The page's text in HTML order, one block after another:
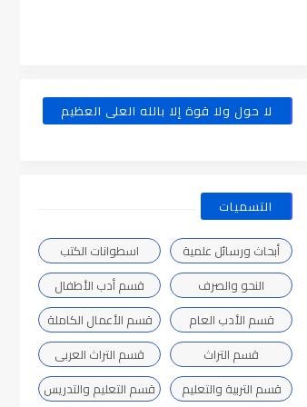
لا حول ولا قوة إلا بالله العلى العظيم
التسميات
أبحاث ورسائل علمية
اسطوانات الكتب
النحو والصرف
قسم أدب الأطفال
قسم الأدب العام
قسم الأعمال الكاملة
قسم التراث
قسم التراث العربى
قسم التربية والتعليم
قسم التعليم والتدريس